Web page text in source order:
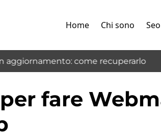
Home Chi sono Seo
come recuperarlo
fare